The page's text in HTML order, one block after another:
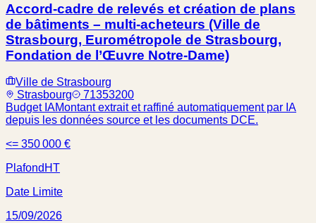
Accord-cadre de relevés et création de plans
de bâtiments – multi-acheteurs (Ville de
Strasbourg, Eurométropole de Strasbourg,
Fondation de l’Œuvre Notre-Dame)
Ville de Strasbourg
Strasbourg
71353200
Budget IAMontant extrait et raffiné automatiquement par IA
depuis les données source et les documents DCE.
<= 350 000 €
Plafond HT
Date Limite
15/09/2026